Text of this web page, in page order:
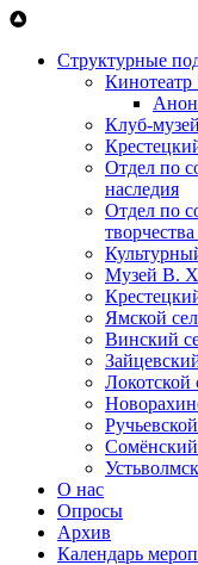
Перейти к основному
Структурные
Кинотеатр
Клуб-
Отдел по
наследия
Отдел по
Музей В.
Ямской
Винский
Локотской
О нас
Опросы
Архив
Календарь